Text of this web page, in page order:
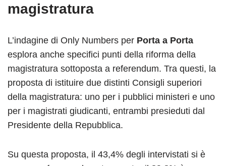
magistratura
L’indagine di Only Numbers per Porta a Porta
esplora anche specifici punti della riforma della
magistratura sottoposta a referendum. Tra questi, la
proposta di istituire due distinti Consigli superiori
della magistratura: uno per i pubblici ministeri e uno
per i magistrati giudicanti, entrambi presieduti dal
Presidente della Repubblica.
Su questa proposta, il 43,4% degli intervistati si è